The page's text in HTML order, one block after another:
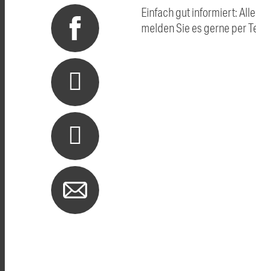
Einfach gut informiert:
melden Sie es gerne per